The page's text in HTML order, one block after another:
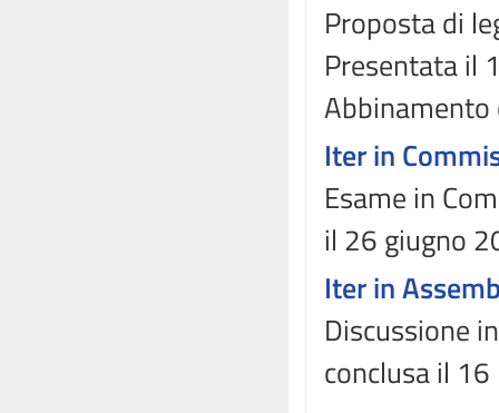
Proposta di
Presentata il
Abbinamento
Iter in
Esame in
il 26 giugno
Iter in
Discussione
conclusa il